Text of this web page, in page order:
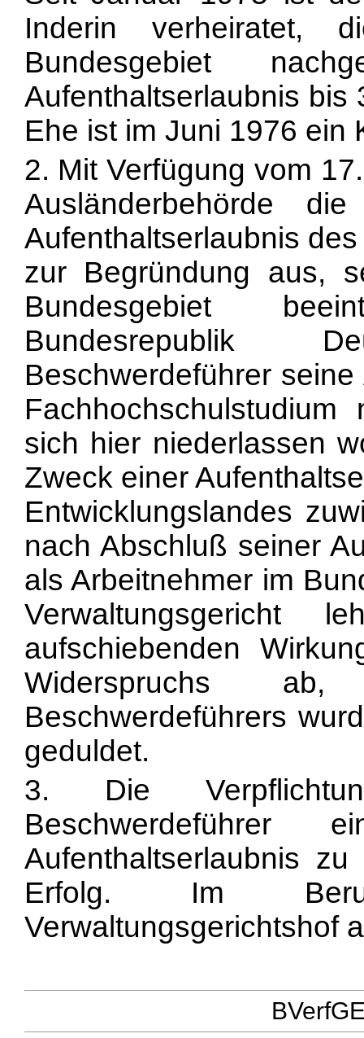
Inderin
Bundesgebiet
Aufenthaltserlaubnis bis
Ehe ist im Juni 1976 ein
2. Mit Verfügung vom
Ausländerbehörde
Aufenthaltserlaubnis
zur Begründung aus,
Bundesgebiet
Bundesrepublik
Beschwerdeführer
sich hier niederlassen
Zweck einer
Entwicklungslandes
nach Abschluß seiner
als Arbeitnehmer im
Verwaltungsgericht
aufschiebenden
Widerspruchs
Beschwerdeführers
geduldet.
3. Die
Beschwerdeführer
Aufenthaltserlaubnis
Erfolg. Im
Verwaltungsgerichtshof